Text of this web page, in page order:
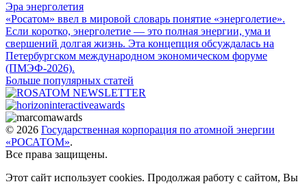
Эра энерголетия
«Росатом» ввел в мировой словарь понятие «энерголетие».
Если коротко, энерголетие — это полная энергии, ума и
свершений долгая жизнь. Эта концепция обсуждалась на
Петербургском международном экономическом форуме
(ПМЭФ-2026).
Больше популярных статей
© 2026 Государственная корпорация по атомной энергии
«РОСАТОМ».
Все права защищены.
Этот сайт использует cookies. Продолжая работу с сайтом, Вы